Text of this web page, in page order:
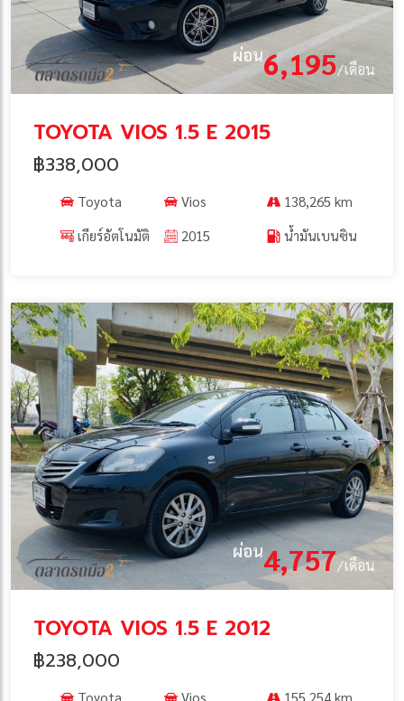
ผ่อน6,195/เดือน
TOYOTA VIOS 1.5 E 2015
฿338,000
Toyota Vios
138,265 km
เกียร์อัตโนมัติ
2015 น้ำมันเบนซิน
ผ่อน4,757/เดือน
TOYOTA VIOS 1.5 E 2012
฿238,000
Toyota Vios
155,254 km